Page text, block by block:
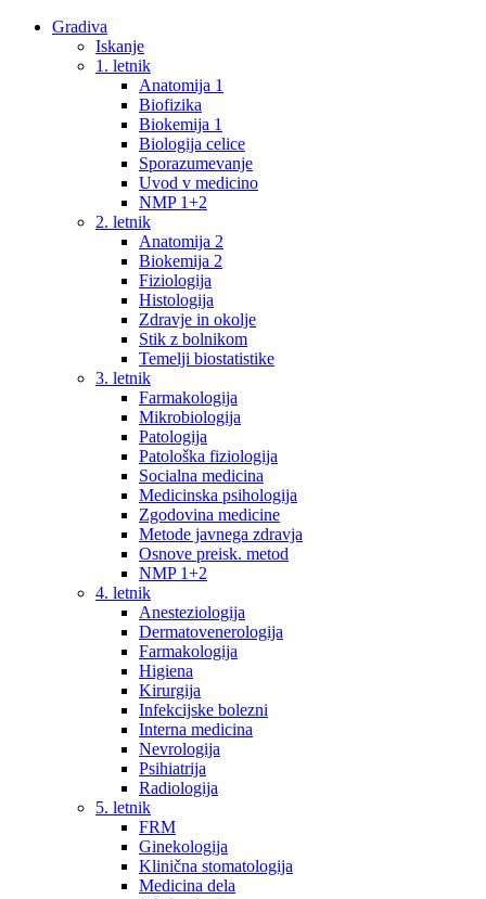
Gradiva
Iskanje
1. letnik
Anatomija 1
Biofizika
Biokemija 1
Biologija celice
Sporazumevanje
Uvod v medicino
NMP 1+2
2. letnik
Anatomija 2
Biokemija 2
Fiziologija
Histologija
Zdravje in okolje
Stik z bolnikom
Temelji biostatistike
3. letnik
Farmakologija
Mikrobiologija
Patologija
Patološka fiziologija
Socialna medicina
Medicinska psihologija
Zgodovina medicine
Metode javnega zdravja
Osnove preisk. metod
NMP 1+2
4. letnik
Anesteziologija
Dermatovenerologija
Farmakologija
Higiena
Kirurgija
Infekcijske bolezni
Interna medicina
Nevrologija
Psihiatrija
Radiologija
5. letnik
FRM
Ginekologija
Klinična stomatologija
Medicina dela